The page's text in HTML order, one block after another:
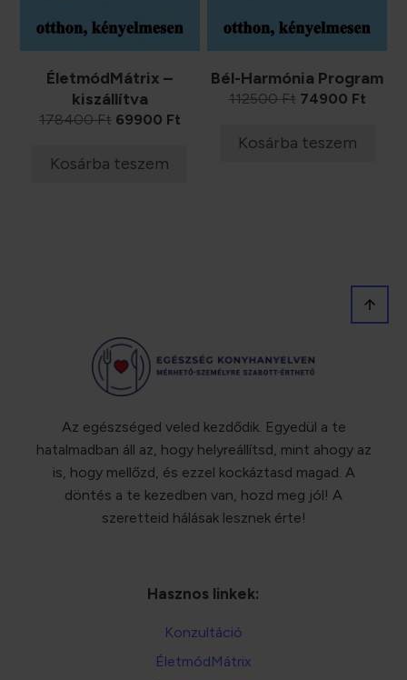
ÉletmódMátrix –
kiszállítva
178400Ft Original
was:
69900 FtCurrent
Kosárba teszem
Bél-Harmónia Program
112500Ft Original
was:
74900 Ft
Kosárba teszem
Az egészséged veled kezdődik. Egyedül a te
hatalmadban áll az, hogy helyreállítsd, mint ahogy az
is, hogy mellőzd, és ezzel kockáztasd magad. A
döntés a te kezedben van, hozd meg jól! A
szeretteid hálásak lesznek érte!
Hasznos linkek:
Konzultáció
ÉletmódMátrix